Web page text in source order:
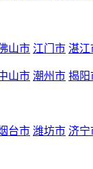
山市 江门市 湛江
山市 潮州市 揭阳
台市 潍坊市 济宁